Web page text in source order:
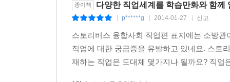
종이책 다양한 직업세계를 학습만화와 함께
p******g 2014-01-27 신고
스토리버스 융합사회 직업편 표지에는 소방
직업에 대한 궁금증을 유발하고 있네요. 스토
재하는 직업은 도대체 몇가지나 될까요? 직